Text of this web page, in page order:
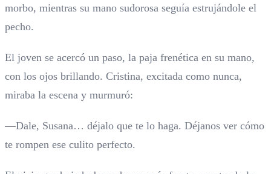
morbo, mientras su mano sudorosa seguía estrujándole el
pecho.
El joven se acercó un paso, la paja frenética en su mano,
con los ojos brillando. Cristina, excitada como nunca,
miraba la escena y murmuró:
—Dale, Susana… déjalo que te lo haga. Déjanos ver cómo
te rompen ese culito perfecto.